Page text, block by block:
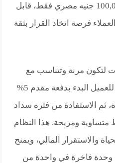
الحجز بمبلغ رمزي وقدره 100,000 جنيه مصري فقط، قابل
فرصة اتخاذ القرار بثقة
لتكون مرنة وتتناسب مع
مختلف الشرائح، حيث يمكن للعميل البدء بدفعة مقدم 5%
ثم الاستفادة من فترة سداد
بأقساط متساوية ومريحة. هذا النظام
والاستقرار المالي، ويمنح
وحدة فاخرة في واحدة من